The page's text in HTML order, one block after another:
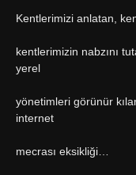
Kentlerimizi anlatan,
kentlerimizin nabzını
yerel
yönetimleri görünür
internet
mecrası eksikliği…